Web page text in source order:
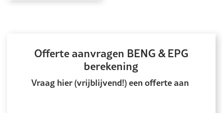
het Besluit Bouwwerken Leefomgeving (BBL). De
Offerte aanvragen BENG & EPG
berekening
Vraag hier (vrijblijvend!) een offerte aan